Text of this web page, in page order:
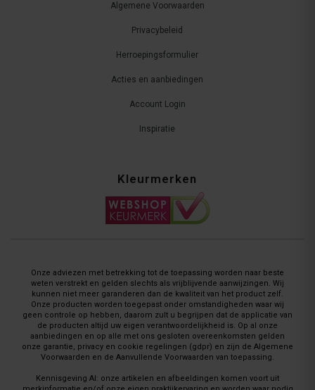
Algemene Voorwaarden
Privacybeleid
Herroepingsformulier
Acties en aanbiedingen
Account Login
Inspiratie
Kleurmerken
Onze adviezen met betrekking tot de toepassing worden naar beste
weten verstrekt en gelden slechts als vrijblijvende aanwijzingen. Wij
kunnen niet meer garanderen dan de kwaliteit van het product zelf.
Onze producten worden toegepast onder omstandigheden waar wij
geen controle op hebben, daarom zult u begrijpen dat de applicatie van
de producten altijd uw eigen verantwoordelijkheid is. Op al onze
aanbiedingen en op alle met ons gesloten overeenkomsten gelden
onze garantie, privacy en cookie regelingen (gdpr) en zijn de Algemene
Voorwaarden en de Aanvullende Voorwaarden van toepassing.
Kennisgeving AI: onze artikelen en afbeeldingen komen voort uit